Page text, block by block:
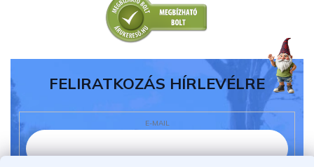
FELIRATKOZÁS HÍRLEVÉLRE
E-MAIL